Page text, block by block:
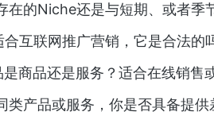
在的Niche还是与短期、或者季
互联网推广营销，它是合法的
商品还是服务？适合在线销售
类产品或服务，你是否具备提